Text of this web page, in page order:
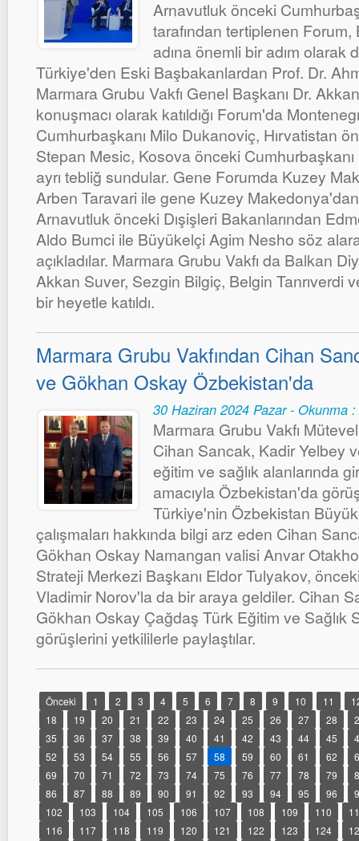
Arnavutluk önceki
tarafından tertiplenen Forum,
adına önemli bir adım olarak
Türkiye'den Eski Başbakanlardan Prof. Dr.
Marmara Grubu Vakfı Genel Başkanı Dr.
konuşmacı olarak katıldığı Forum'da
Cumhurbaşkanı Milo Dukanoviç, Hırvatistan
Stepan Mesic, Kosova önceki Cumhurbaşkanı
ayrı tebliğ sundular. Gene Forumda Kuzey
Arben Taravari ile gene Kuzey
Arnavutluk önceki Dışişleri Bakanlarından
Aldo Bumci ile Büyükelçi Agim Nesho söz
açıkladılar. Marmara Grubu Vakfı da Balkan
Akkan Suver, Sezgin Bilgiç, Belgin Tanrıverdi
bir heyetle katıldı.
Marmara Grubu Vakfından Cihan
ve Gökhan Oskay Özbekistan'da
30 Haziran 2024 Pazar - Okunma
Marmara Grubu Vakfı
Cihan Sancak, Kadir Yelbey
eğitim ve sağlık alanlarında
amacıyla Özbekistan'da
Türkiye'nin Özbekistan
çalışmaları hakkında bilgi arz eden Cihan
Gökhan Oskay Namangan valisi Anvar
Strateji Merkezi Başkanı Eldor Tulyakov,
Vladimir Norov'la da bir araya geldiler. Cihan
Gökhan Oskay Çağdaş Türk Eğitim ve Sağlık
görüşlerini yetkililerle paylaştılar.
Önceki 1 2 3 4 5 6 7 8 9 10 11
18
19 20 21 22 23 24 25 26 27 28
35
36 37 38 39 40 41 42 43 44 45
52
53 54 55 56 57 58 59 60 61 62
69
70 71 72 73 74 75 76 77 78 79
86
87 88 89 90 91 92 93 94 95 96
102
103 104 105 106 107 108 109 110
116
117 118 119 120 121 122 123 124